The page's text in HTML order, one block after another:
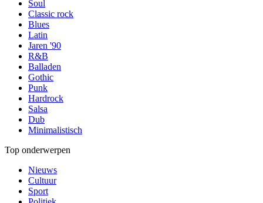
Soul
Classic rock
Blues
Latin
Jaren '90
R&B
Balladen
Gothic
Punk
Hardrock
Salsa
Dub
Minimalistisch
Top onderwerpen
Nieuws
Cultuur
Sport